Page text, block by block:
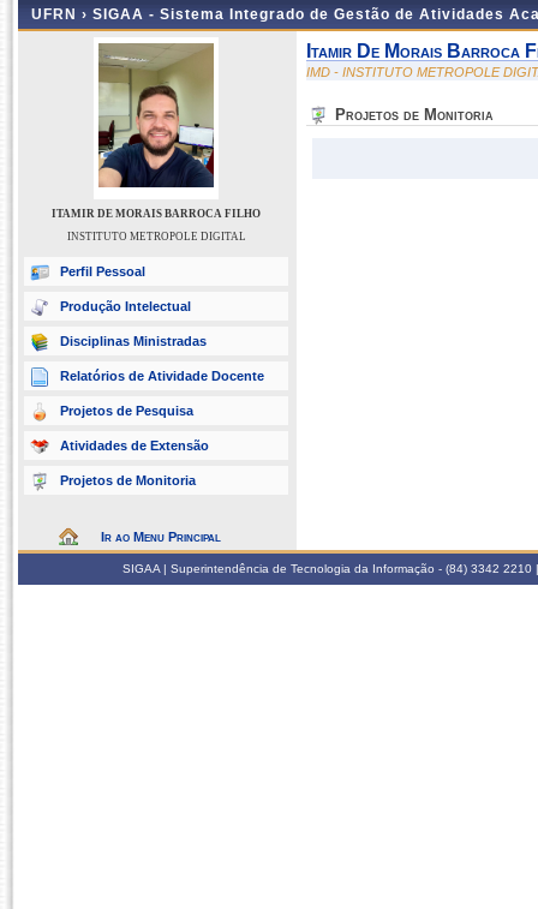
UFRN › SIGAA - Sistema Integrado de Gestão de Atividades
ITAMIR DE MORAIS BARROCA FILHO
INSTITUTO METROPOLE DIGITAL
Perfil Pessoal
Produção Intelectual
Disciplinas Ministradas
Relatórios de Atividade Docente
Projetos de Pesquisa
Atividades de Extensão
Projetos de Monitoria
Ir ao Menu Principal
Itamir De Morais Barroca
IMD - INSTITUTO METROPOLE
Projetos de Monitoria
SIGAA | Superintendência de Tecnologia da Informação - (84) 3342